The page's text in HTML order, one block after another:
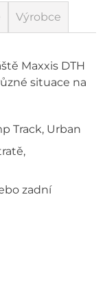
Výrobce
Maxxis DTH
situace na
Track, Urban
zadní